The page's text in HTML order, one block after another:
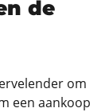
de
om
een aankoop